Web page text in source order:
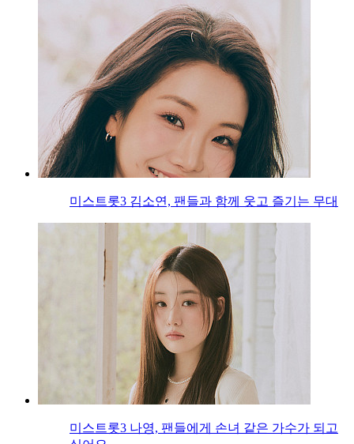
미스트롯3 김소연, 팬들과 함께 웃고 즐기는 무대
미스트롯3 나영, 팬들에게 손녀 같은 가수가 되고